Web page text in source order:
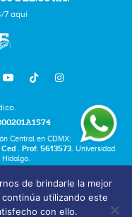
7 aquí
Central en CDMX:
. Prof. 5613573. Universidad
de brindarle la mejor
utilizando este
con ello.